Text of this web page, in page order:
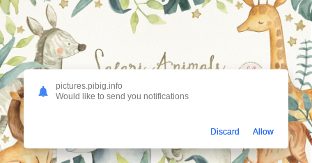
pictures.pibig.info
Would like to send you notifications
Discard Allow